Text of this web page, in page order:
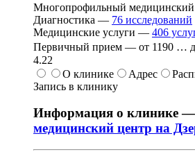
Многопрофильный медицинский
Диагностика — 76 исследований
Медицинские услуги — 406
Первичный прием — от 1190 …
4.22
О клинике
Адрес
Запись в клинику
Информация о клинике —
медицинский центр на